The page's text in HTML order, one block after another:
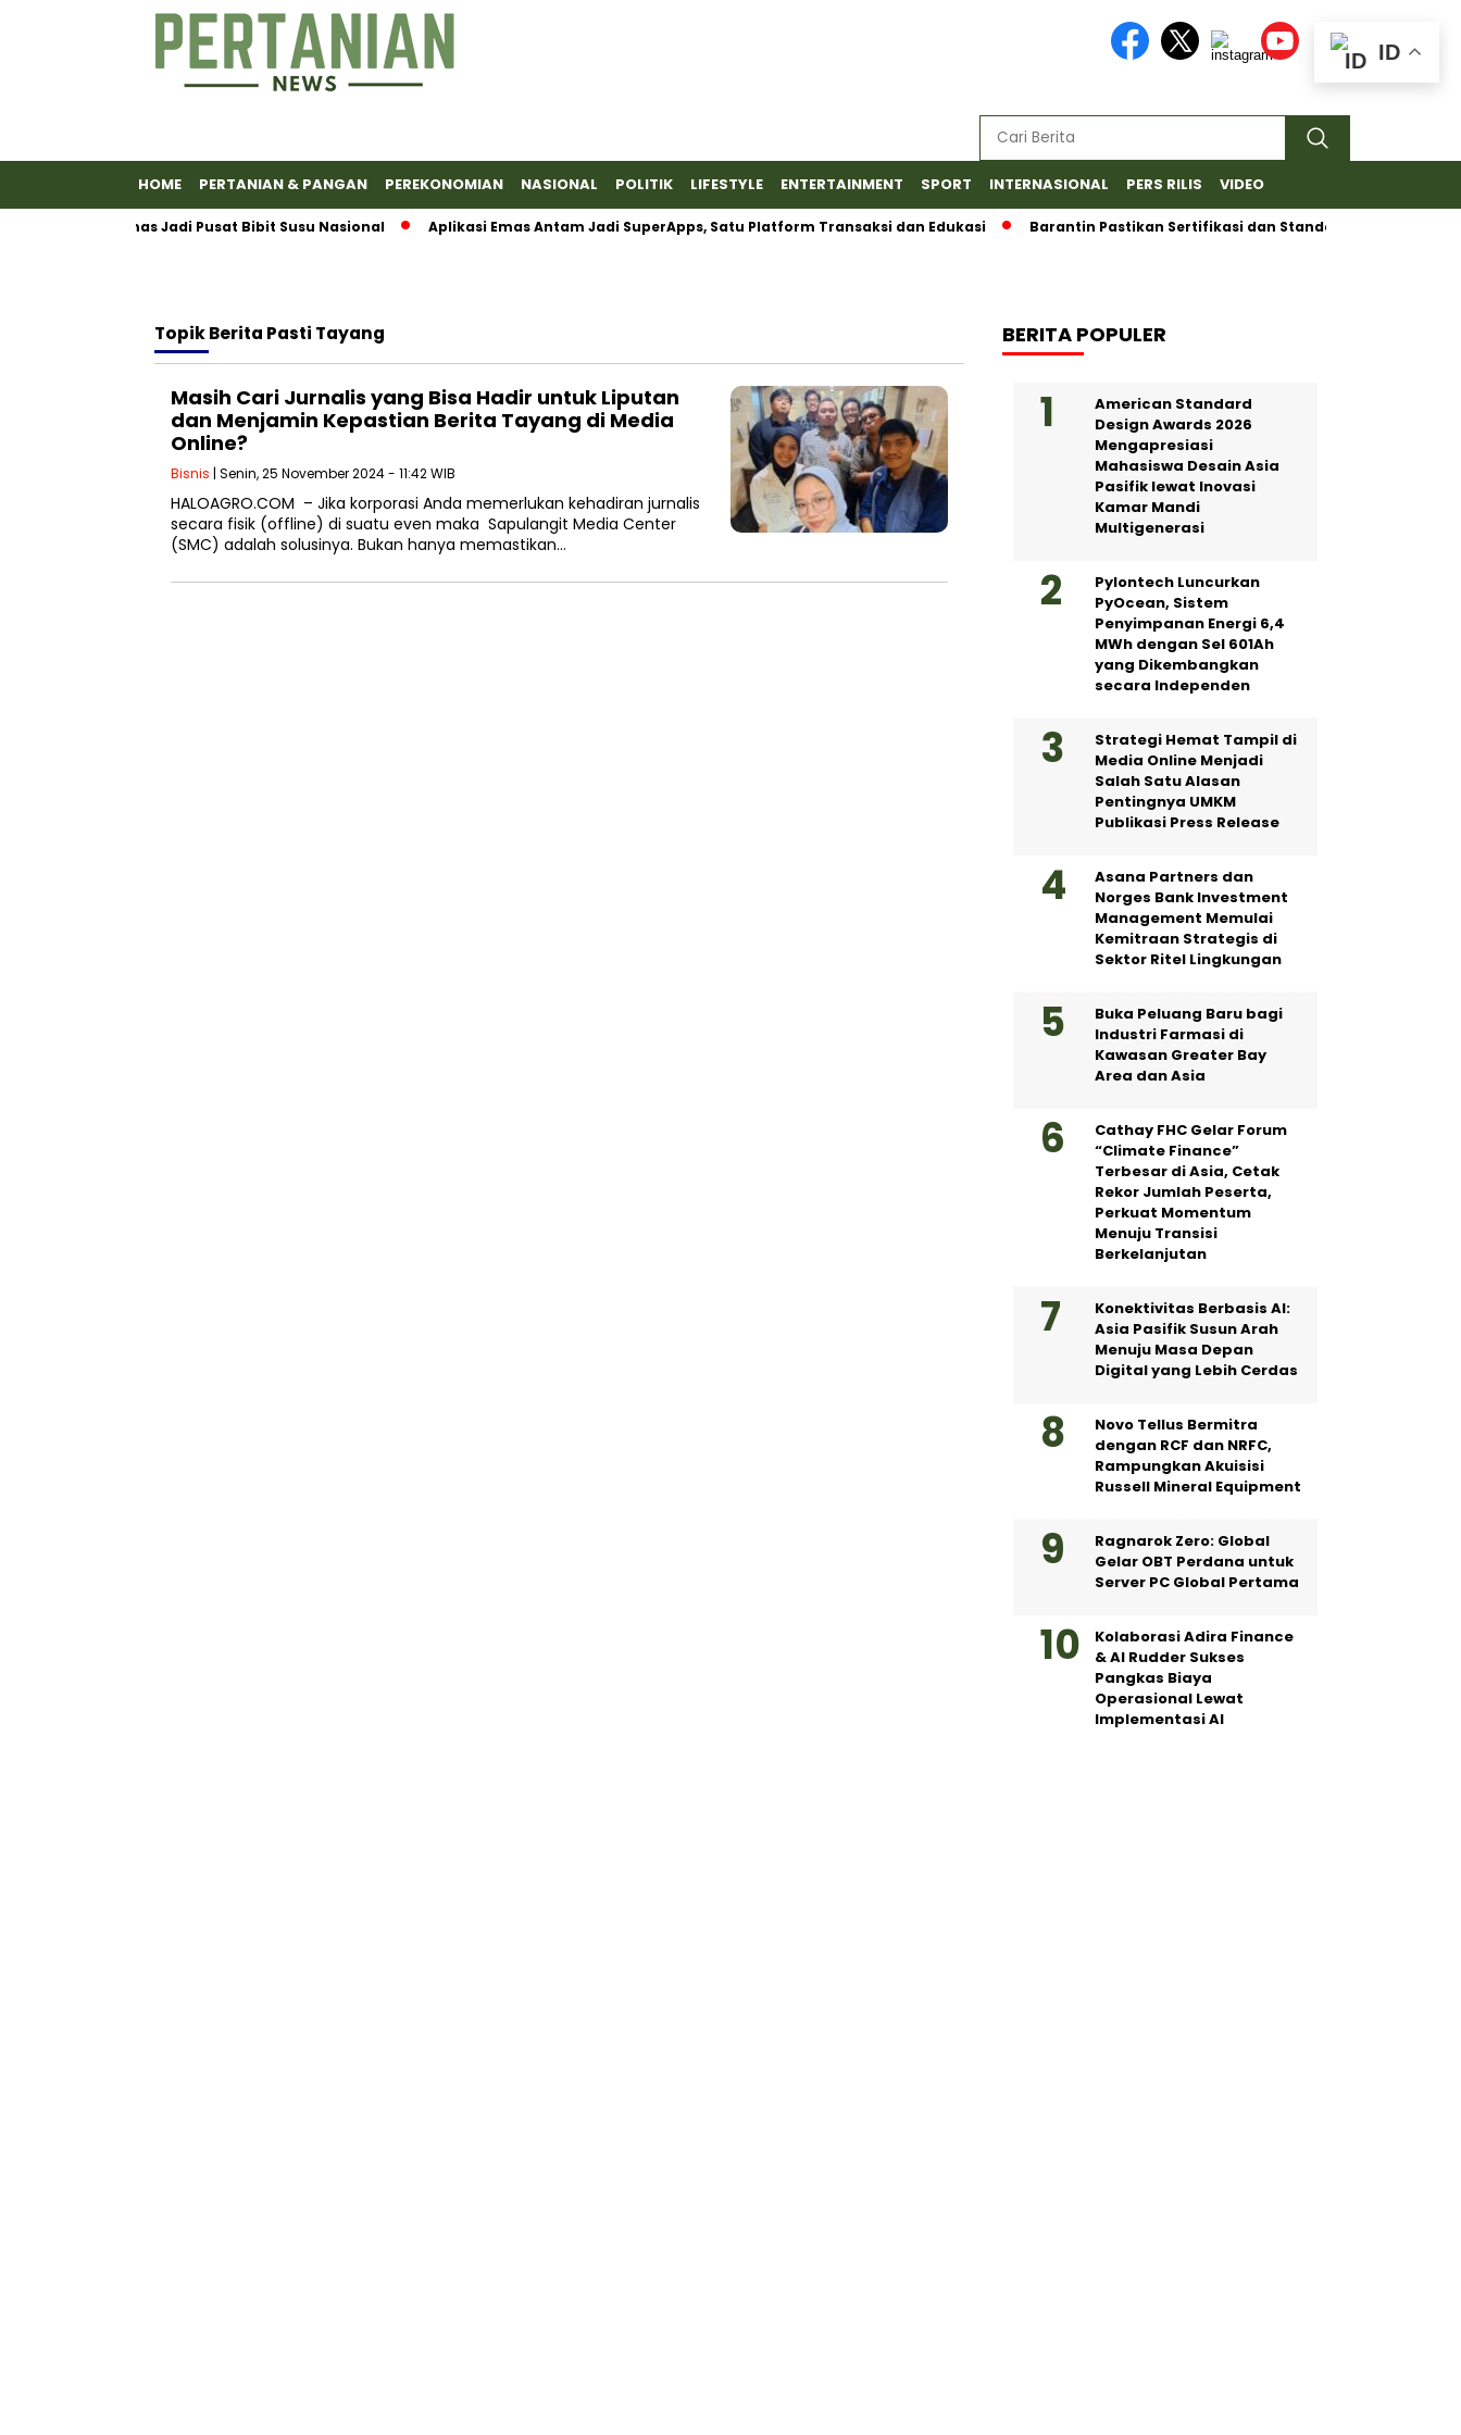
HOME PERTANIAN & PANGAN PEREKONOMIAN NASIONAL POLITIK LIFESTYLE ENTERTAINMENT SPORT INTERNASIONAL PERS RILIS VIDEO
Banyumas Jadi Pusat Bibit Susu Nasional Aplikasi Emas Antam Jadi SuperApps, Satu Platform Transaksi dan Edukasi Barantin Pastikan Sertifikasi dan Standar Ketat untuk
TopikBerita Pasti Tayang
Masih Cari Jurnalis yang Bisa Hadir untuk Liputan
dan Menjamin Kepastian Berita Tayang di Media
Online?
Bisnis | Senin, 25 November 2024 - 11:42 WIB
HALOAGRO.COM – Jika korporasi Anda memerlukan kehadiran jurnalis
secara fisik (offline) di suatu even maka Sapulangit Media Center
(SMC) adalah solusinya. Bukan hanya memastikan…
BERITA POPULER
American Standard
Design Awards 2026
Mengapresiasi
Mahasiswa Desain Asia
Pasifik lewat Inovasi
Kamar Mandi
Multigenerasi
Pylontech Luncurkan
PyOcean, Sistem
Penyimpanan Energi 6,4
MWh dengan Sel 601Ah
yang Dikembangkan
secara Independen
Strategi Hemat Tampil di
Media Online Menjadi
Salah Satu Alasan
Pentingnya UMKM
Publikasi Press Release
Asana Partners dan
Norges Bank Investment
Management Memulai
Kemitraan Strategis di
Sektor Ritel Lingkungan
Buka Peluang Baru bagi
Industri Farmasi di
Kawasan Greater Bay
Area dan Asia
Cathay FHC Gelar Forum
“Climate Finance”
Terbesar di Asia, Cetak
Rekor Jumlah Peserta,
Perkuat Momentum
Menuju Transisi
Berkelanjutan
Konektivitas Berbasis AI:
Asia Pasifik Susun Arah
Menuju Masa Depan
Digital yang Lebih Cerdas
Novo Tellus Bermitra
dengan RCF dan NRFC,
Rampungkan Akuisisi
Russell Mineral Equipment
Ragnarok Zero: Global
Gelar OBT Perdana untuk
Server PC Global Pertama
Kolaborasi Adira Finance
& AI Rudder Sukses
Pangkas Biaya
Operasional Lewat
Implementasi AI
ID